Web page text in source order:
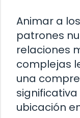
Animar a
patrones
relaciones
complejas
una
significativa
ubicación